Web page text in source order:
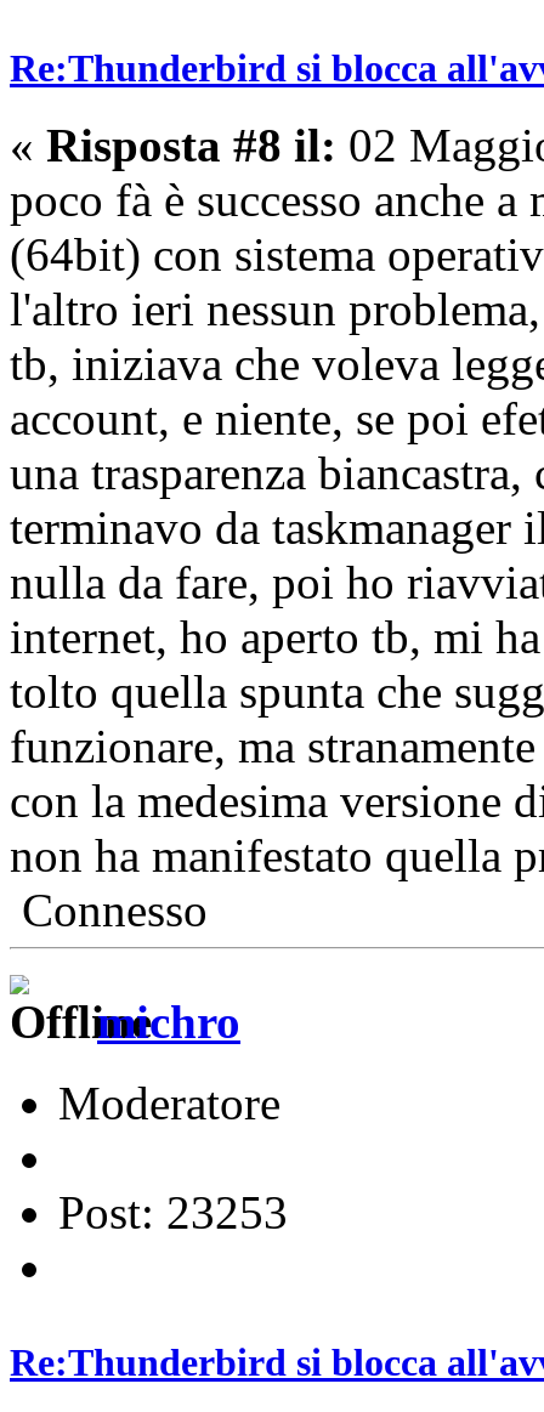
Re:Thunderbird si blocca
« Risposta #8 il: 02
poco fà è successo anche
(64bit) con sistema
l'altro ieri nessun
tb, iniziava che voleva
account, e niente, se poi
una trasparenza biancastra,
terminavo da
nulla da fare, poi ho
internet, ho aperto tb, mi
tolto quella spunta che
funzionare, ma
con la medesima versione
non ha manifestato quella
Connesso
michro
Moderatore
Post: 23253
Re:Thunderbird si blocca